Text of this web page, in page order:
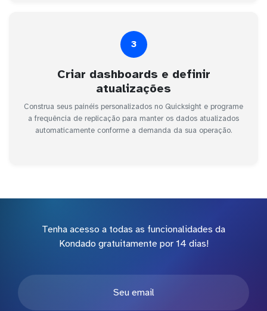
3
Criar dashboards e definir
atualizações
Construa seus painéis personalizados no Quicksight e programe
a frequência de replicação para manter os dados atualizados
automaticamente conforme a demanda da sua operação.
Tenha acesso a todas as funcionalidades da
Kondado gratuitamente por 14 dias!